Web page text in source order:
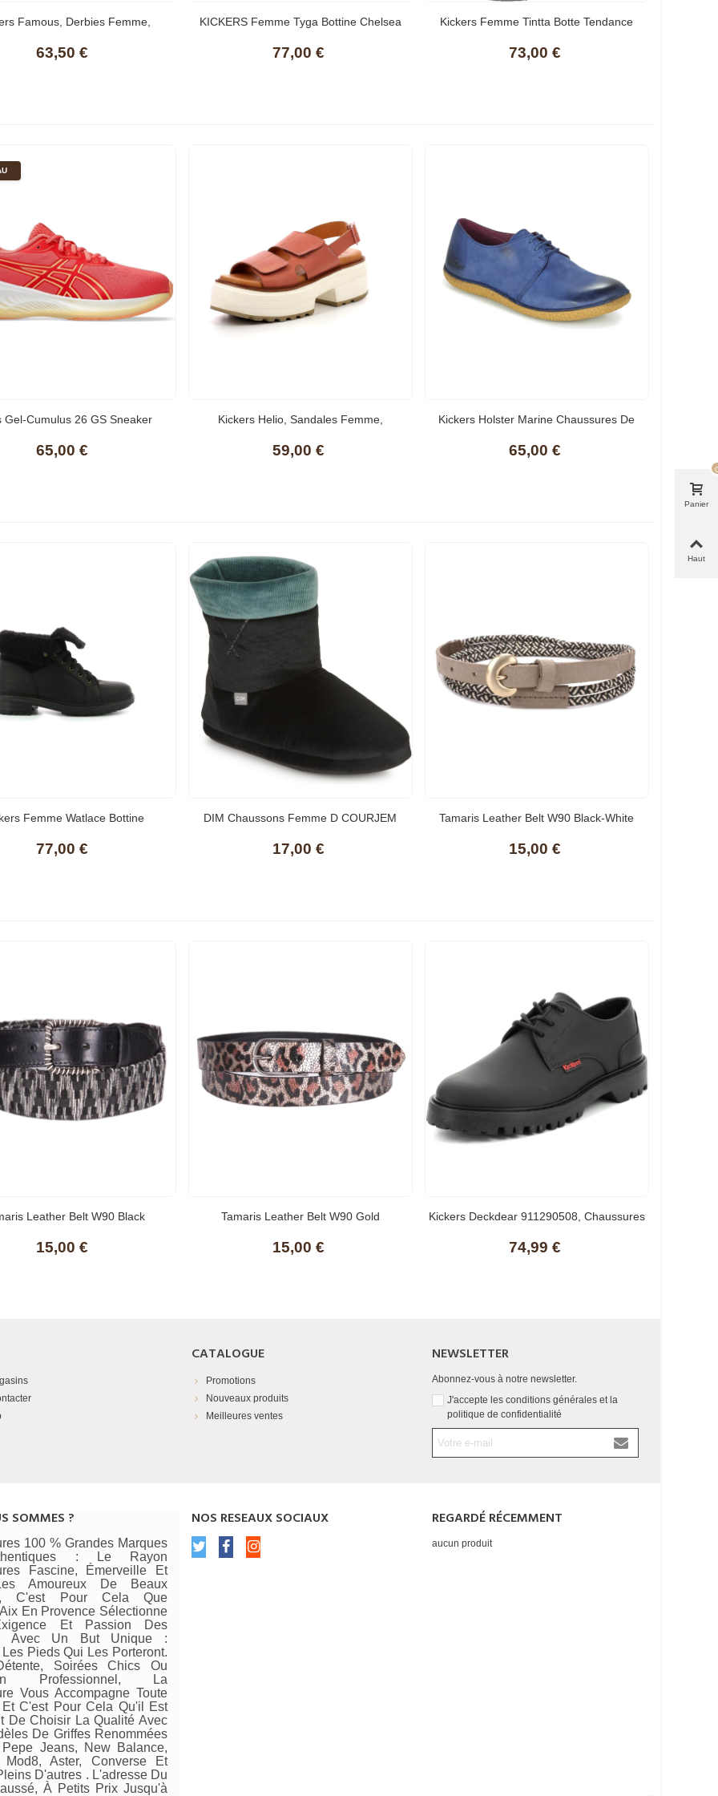
8 Noir Metallic
€
€
Famous, Derbies Femme,
63,50 €
KICKERS Femme Tyga Bottine Chelsea
77,00 €
Kickers Femme Tintta Botte Tendance
73,00 €
Gel-Cumulus 26 GS Sneaker
65,00 €
Kickers Helio, Sandales Femme,
59,00 €
Kickers Holster Marine Chaussures De
65,00 €
Femme Watlace Bottine
77,00 €
DIM Chaussons Femme D COURJEM
17,00 €
Tamaris Leather Belt W90 Black-White
15,00 €
Leather Belt W90 Black
15,00 €
Tamaris Leather Belt W90 Gold
15,00 €
Kickers Deckdear 911290508, Chaussures
74,99 €
CATALOGUE
Promotions
Nouveaux produits
Meilleures ventes
NEWSLETTER
Abonnez-vous à notre newsletter.
J'accepte les conditions générales et la
politique de confidentialité
SOMMES ?
100 % Grandes Marques
: Le Rayon
Fascine, Émerveille Et
Amoureux De Beaux
C'est Pour Cela Que
En Provence Sélectionne
Et Passion Des
Avec Un But Unique :
Pieds Qui Les Porteront.
Soirées Chics Ou
Professionnel, La
Vous Accompagne Toute
C'est Pour Cela Qu'il Est
De Choisir La Qualité Avec
De Griffes Renommées
Jeans, New Balance,
Mod8, Aster, Converse Et
D'autres . L'adresse Du
À Petits Prix Jusqu'à
NOS RESEAUX SOCIAUX REGARDÉ RÉCEMMENT
aucun produit
Panier
Haut